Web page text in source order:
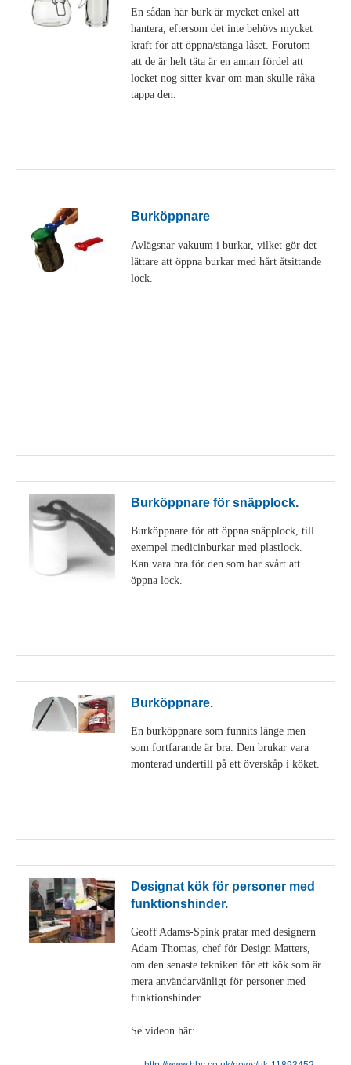
En sådan här burk är mycket enkel att
hantera, eftersom det inte behövs mycket
kraft för att öppna/stänga låset. Förutom
att de är helt täta är en annan fördel att
locket nog sitter kvar om man skulle råka
tappa den.
Burköppnare
Avlägsnar vakuum i burkar, vilket gör det
lättare att öppna burkar med hårt åtsittande
lock.
Burköppnare för snäpplock.
Burköppnare för att öppna snäpplock, till
exempel medicinburkar med plastlock.
Kan vara bra för den som har svårt att
öppna lock.
Burköppnare.
En burköppnare som funnits länge men
som fortfarande är bra. Den brukar vara
monterad undertill på ett överskåp i köket.
Designat kök för personer med
funktionshinder.
Geoff Adams-Spink pratar med designern
Adam Thomas, chef för Design Matters,
om den senaste tekniken för ett kök som är
mera användarvänligt för personer med
funktionshinder.
Se videon här: